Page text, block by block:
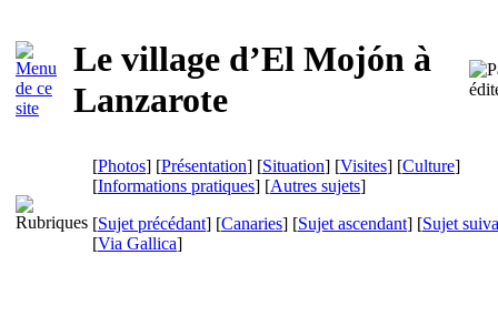
Le village d’El Mojón à
Lanzarote
[Photos] [Présentation] [Situation] [Visites] [Culture]
[Informations pratiques] [Autres sujets]
[Sujet précédant] [Canaries] [Sujet ascendant] [Sujet
[Via Gallica]